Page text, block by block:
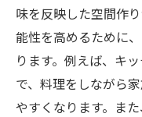
味を反映した空間作
能性を高めるために
ります。例えば、キ
で、料理をしながら
やすくなります。ま